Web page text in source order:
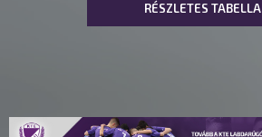
RÉSZLETES TABELLA